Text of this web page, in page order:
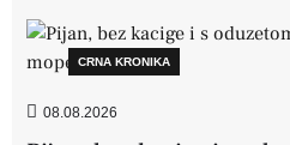
CRNA KRONIKA
08.08.2026